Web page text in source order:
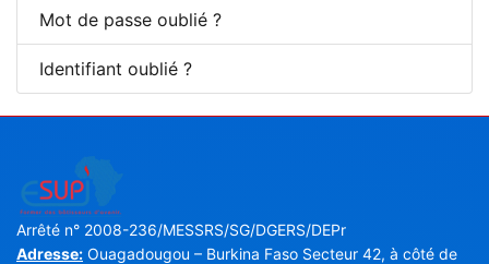
Mot de passe oublié ?
Identifiant oublié ?
Arrêté n° 2008-236/MESSRS/SG/DGERS/DEPr
Adresse: Ouagadougou – Burkina Faso Secteur 42, à côté de